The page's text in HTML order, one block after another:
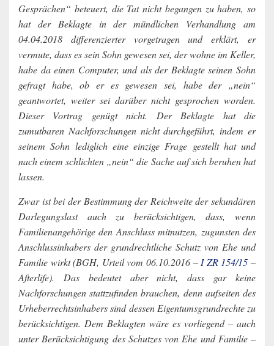
Gesprächen“ beteuert, die Tat nicht begangen zu haben, so
hat der Beklagte in der mündlichen Verhandlung am
04.04.2018 differenzierter vorgetragen und erklärt, er
vermute, dass es sein Sohn gewesen sei, der wohne im Keller,
habe da einen Computer, und als der Beklagte seinen Sohn
gefragt habe, ob er es gewesen sei, habe der „nein“
geantwortet, weiter sei darüber nicht gesprochen worden.
Dieser Vortrag genügt nicht. Der Beklagte hat die
zumutbaren Nachforschungen nicht durchgeführt, indem er
seinem Sohn lediglich eine einzige Frage gestellt hat und
nach einem schlichten „nein“ die Sache auf sich beruhen hat
lassen.
Zwar ist bei der Bestimmung der Reichweite der sekundären
Darlegungslast auch zu berücksichtigen, dass, wenn
Familienangehörige den Anschluss mitnutzen, zugunsten des
Anschlussinhabers der grundrechtliche Schutz von Ehe und
Familie wirkt (BGH, Urteil vom 06.10.2016 – I ZR 154/15 –
Afterlife). Das bedeutet aber nicht, dass gar keine
Nachforschungen stattzufinden brauchen, denn aufseiten des
Urheberrechtsinhabers sind dessen Eigentumsgrundrechte zu
berücksichtigen. Dem Beklagten wäre es vorliegend – auch
unter Berücksichtigung des Schutzes von Ehe und Familie –